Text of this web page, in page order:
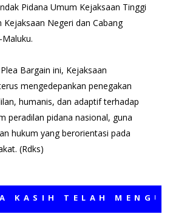
Pidana Umum Kejaksaan Tinggi
Negeri dan Cabang
Bargain ini, Kejaksaan
mengedepankan penegakan
humanis, dan adaptif terhadap
peradilan pidana nasional, guna
hukum yang berorientasi pada
(Rdks)
TELAH